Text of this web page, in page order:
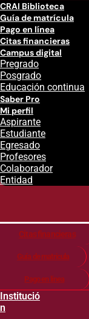
CRAI Biblioteca
Guía de matrícula
Pago en línea
Citas financieras
Campus digital
Pregrado
Posgrado
Educación continua
Saber Pro
Mi perfil
Aspirante
Estudiante
Egresado
Profesores
Colaborador
Entidad
Citas financieras
Guía de matricula
Pago en línea
Institució
n